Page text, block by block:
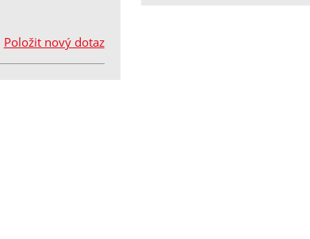
Položit nový dotaz